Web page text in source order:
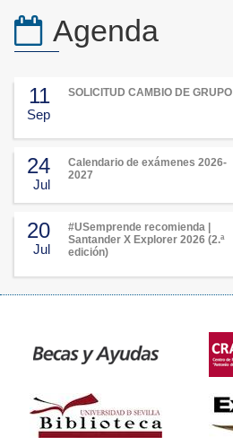
Agenda
11
Sep
SOLICITUD CAMBIO DE GRUPO
24
Jul
Calendario de exámenes 2026-
2027
20
Jul
#USemprende recomienda |
Santander X Explorer 2026 (2.ª
edición)